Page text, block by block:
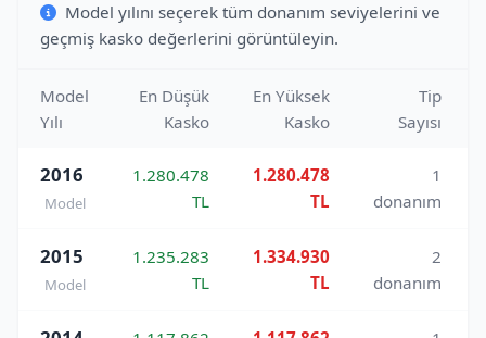
Model yılını seçerek tüm donanım seviyelerini ve
geçmiş kasko değerlerini görüntüleyin.
Model
Yılı
En Düşük
Kasko
En Yüksek
Kasko
Tip
Sayısı
2016
Model
1.280.478
TL
1.280.478
TL
1
donanım
2015
Model
1.235.283
TL
1.334.930
TL
2
donanım